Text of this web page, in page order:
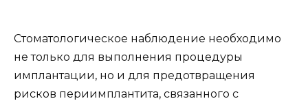
Стоматологическое наблюдение необходимо
не только для выполнения процедуры
имплантации, но и для предотвращения
рисков периимплантита, связанного с